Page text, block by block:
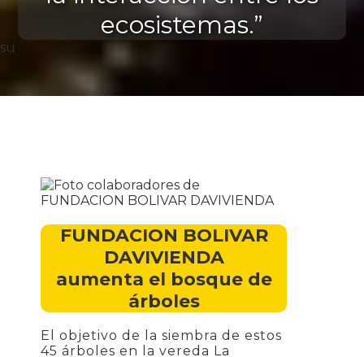
ecosistemas.”
su
FUNDACION BOLIVAR
DAVIVIENDA
aumenta el bosque de
árboles
El objetivo de la siembra de estos
45 árboles en la vereda La